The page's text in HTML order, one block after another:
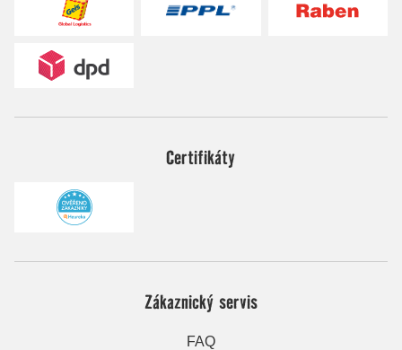
Certifikáty
Zákaznický servis
FAQ